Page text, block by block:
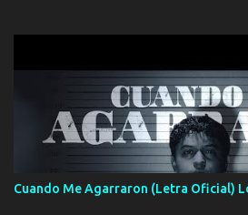
coronamos Se jala los marciales Y sus
Un gallardo me prendo Para agarrar el
tranquilizando Tomense un buen trago
los versos que voy cantando (Music) A
se atora Pero nunca le aflojamos Ya me
aunque ustedes no sepan Pero la vida
echarle chingazos Y seguir trabajando
Cuando Me Agarraron (Letra Oficial)